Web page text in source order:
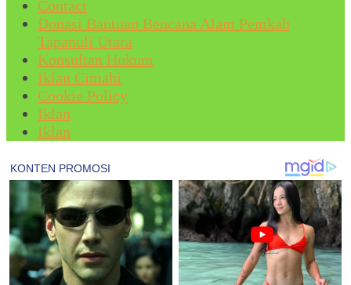
Contact
Donasi Bantuan Bencana Alam Pemkab
Tapanuli Utara
Konsultan Hukum
Iklan Cimahi
Cookie Policy
Iklan
Iklan